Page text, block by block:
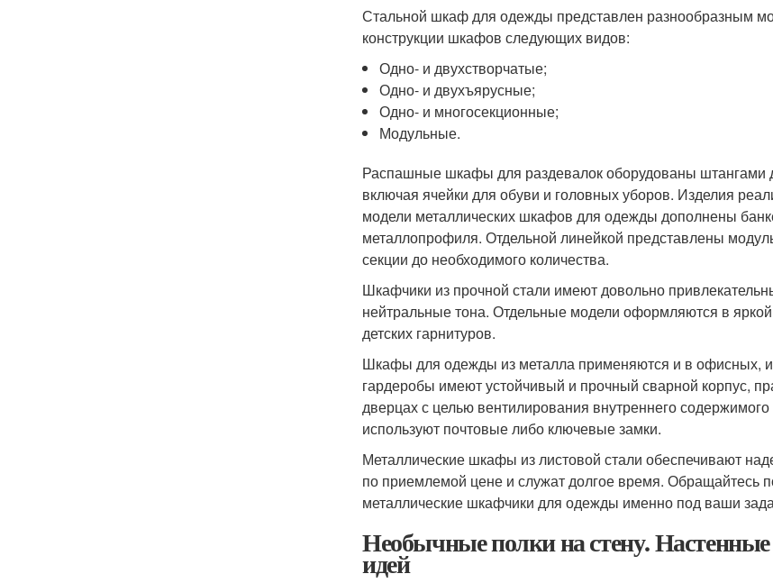
Стальной шкаф для одежды представлен разнообразным
конструкции шкафов следующих видов:
Одно- и двухстворчатые;
Одно- и двухъярусные;
Одно- и многосекционные;
Модульные.
Распашные шкафы для раздевалок оборудованы штангами
включая ячейки для обуви и головных уборов. Изделия
модели металлических шкафов для одежды дополнены
металлопрофиля. Отдельной линейкой представлены
секции до необходимого количества.
Шкафчики из прочной стали имеют довольно
нейтральные тона. Отдельные модели оформляются в
детских гарнитуров.
Шкафы для одежды из металла применяются и в офисных,
гардеробы имеют устойчивый и прочный сварной корпус,
дверцах с целью вентилирования внутреннего
используют почтовые либо ключевые замки.
Металлические шкафы из листовой стали обеспечивают
по приемлемой цене и служат долгое время.
металлические шкафчики для одежды именно под ваши
Необычные полки на стену.
идей